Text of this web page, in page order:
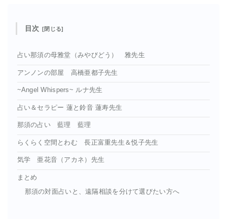
目次
占い那須の母雅堂（みやびどう） 雅先生
アンノンの部屋 高橋亜都子先生
~Angel Whispers~ ルナ先生
占い＆セラピー 蓮と鈴音 蓮寿先生
那須の占い 藍理 藍理
らくらく空間とわむ 長正富重先生＆悦子先生
気学 亜花音（アカネ）先生
まとめ
那須の対面占いと、遠隔相談を分けて選びたい方へ